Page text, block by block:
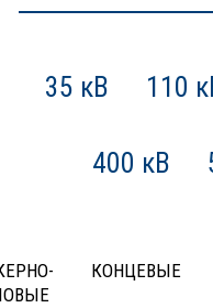
35 кВ 110
400 кВ
КОНЦЕВЫЕ